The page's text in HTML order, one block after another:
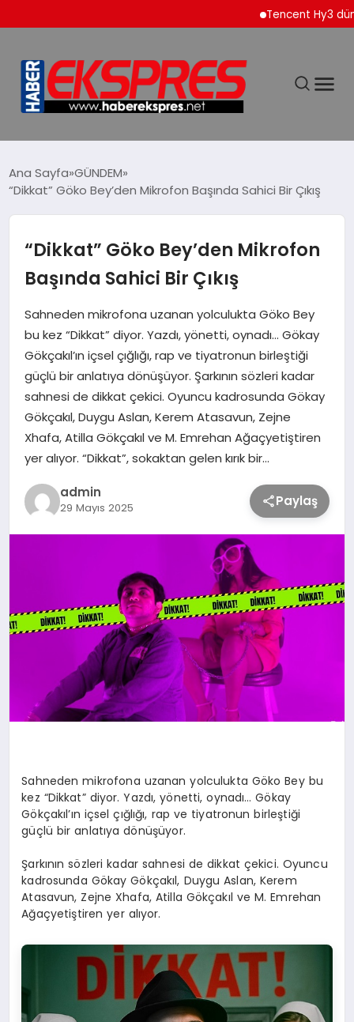
Tencent Hy3 dünya
SİYASET
YAŞAM
TEKNOLOJİ
SAĞLIK
MAGAZİN
EĞİTİM
Ana Sayfa GÜNDEM
“Dikkat” Göko Bey’den Mikrofon Başında Sahici Bir Çıkış
“Dikkat” Göko Bey’den Mikrofon
Başında Sahici Bir Çıkış
Sahneden mikrofona uzanan yolculukta Göko Bey
bu kez “Dikkat” diyor. Yazdı, yönetti, oynadı… Gökay
Gökçakıl’ın içsel çığlığı, rap ve tiyatronun birleştiği
güçlü bir anlatıya dönüşüyor. Şarkının sözleri kadar
sahnesi de dikkat çekici. Oyuncu kadrosunda Gökay
Gökçakıl, Duygu Aslan, Kerem Atasavun, Zejne
Xhafa, Atilla Gökçakıl ve M. Emrehan Ağaçyetiştiren
yer alıyor. “Dikkat”, sokaktan gelen kırık bir…
admin
29 Mayıs 2025 Paylaş
Sahneden mikrofona uzanan yolculukta Göko Bey bu
kez “Dikkat” diyor. Yazdı, yönetti, oynadı… Gökay
Gökçakıl’ın içsel çığlığı, rap ve tiyatronun birleştiği
güçlü bir anlatıya dönüşüyor.
Şarkının sözleri kadar sahnesi de dikkat çekici. Oyuncu
kadrosunda Gökay Gökçakıl, Duygu Aslan, Kerem
Atasavun, Zejne Xhafa, Atilla Gökçakıl ve M. Emrehan
Ağaçyetiştiren yer alıyor.